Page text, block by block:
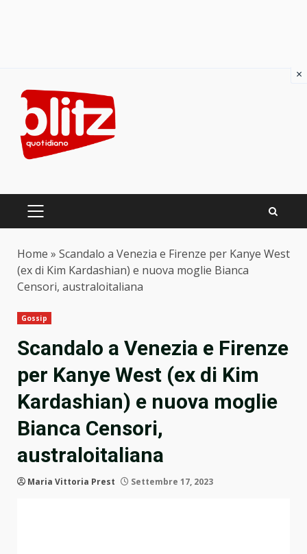
content
PRIMARY
Home » Scandalo a Venezia e Firenze per Kanye West
(ex di Kim Kardashian) e nuova moglie Bianca
Censori, australoitaliana
Gossip
Scandalo a Venezia e Firenze
per Kanye West (ex di Kim
Kardashian) e nuova moglie
Bianca Censori,
australoitaliana
Maria Vittoria Prest Settembre 17, 2023
×